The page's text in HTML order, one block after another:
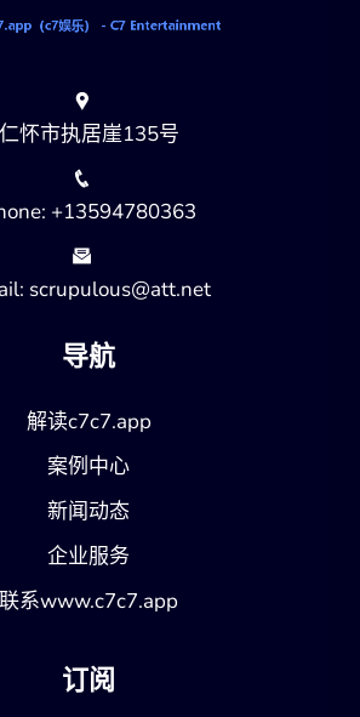
仁怀市执居崖135号
+13594780363
scrupulous@att.net
导航
解读c7c7.app
案例中心
新闻动态
企业服务
联系www.c7c7.app
订阅